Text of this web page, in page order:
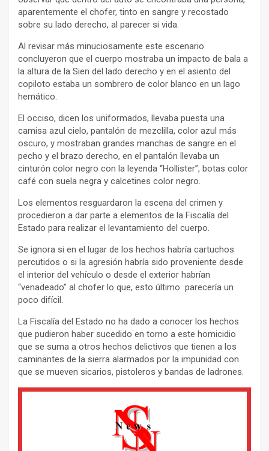
aparentemente el chofer, tinto en sangre y recostado
sobre su lado derecho, al parecer si vida.
Al revisar más minuciosamente este escenario
concluyeron que el cuerpo mostraba un impacto de bala a
la altura de la Sien del lado derecho y en el asiento del
copiloto estaba un sombrero de color blanco en un lago
hemático.
El occiso, dicen los uniformados, llevaba puesta una
camisa azul cielo, pantalón de mezclilla, color azul más
oscuro, y mostraban grandes manchas de sangre en el
pecho y el brazo derecho, en el pantalón llevaba un
cinturón color negro con la leyenda “Hollister”, botas color
café con suela negra y calcetines color negro.
Los elementos resguardaron la escena del crimen y
procedieron a dar parte a elementos de la Fiscalía del
Estado para realizar el levantamiento del cuerpo.
Se ignora si en el lugar de los hechos habría cartuchos
percutidos o si la agresión habría sido proveniente desde
el interior del vehículo o desde el exterior habrían
“venadeado” al chofer lo que, esto último parecería un
poco difícil.
La Fiscalía del Estado no ha dado a conocer los hechos
que pudieron haber sucedido en torno a este homicidio
que se suma a otros hechos delictivos que tienen a los
caminantes de la sierra alarmados por la impunidad con
que se mueven sicarios, pistoleros y bandas de ladrones.